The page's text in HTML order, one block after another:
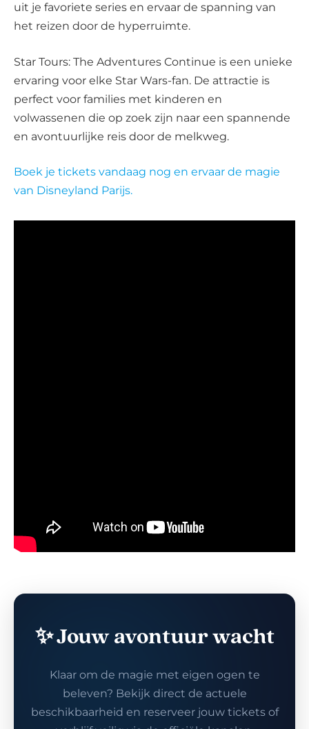
uit je favoriete series en ervaar de spanning van
het reizen door de hyperruimte.
Star Tours: The Adventures Continue is een unieke
ervaring voor elke Star Wars-fan. De attractie is
perfect voor families met kinderen en
volwassenen die op zoek zijn naar een spannende
en avontuurlijke reis door de melkweg.
Boek je tickets vandaag nog en ervaar de magie
van Disneyland Parijs.
✨ Jouw avontuur wacht
Klaar om de magie met eigen ogen te
beleven? Bekijk direct de actuele
beschikbaarheid en reserveer jouw tickets of